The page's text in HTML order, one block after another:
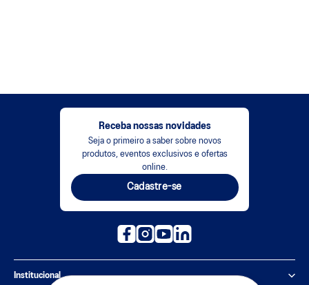
Receba nossas novidades
Seja o primeiro a saber sobre novos
produtos, eventos exclusivos e ofertas
online.
Cadastre-se
Institucional